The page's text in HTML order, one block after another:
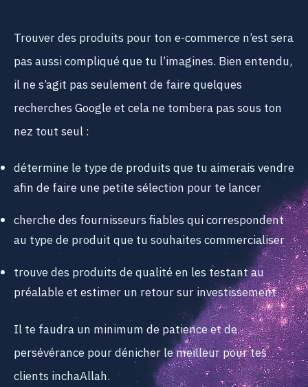
Trouver des produits pour ton e-commerce n’est sera
pas aussi compliqué que tu l’imagines. Bien entendu,
il ne s’agit pas seulement de faire quelques
recherches Google et cela ne tombera pas sous ton
nez tout seul :
détermine le type de produits que tu aimerais vendre
afin de faire une petite sélection pour te lancer
cherche des fournisseurs fiables qui correspondent
au type de produit que tu souhaites commercialiser
trouve des produits de qualité en les testant au
préalable et estimer un retour sur investissement
Il te faudra un minimum de patience et de
persévérance pour dénicher le meilleur pour tes
clients inchaAllah.